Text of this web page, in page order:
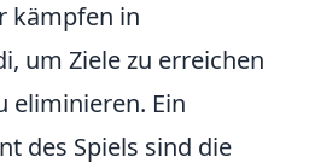
kämpfen in
um Ziele zu erreichen
eliminieren. Ein
des Spiels sind die